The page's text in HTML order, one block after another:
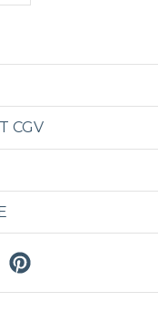
CGV